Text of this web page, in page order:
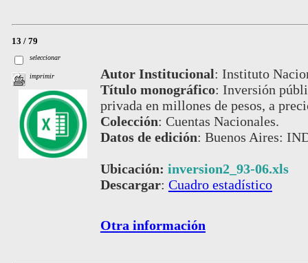
13 / 79
seleccionar
imprimir Autor Institucional: Instituto
Título monográfico: Inversión
privada en millones de pesos, a
Colección: Cuentas Nacionales.
Datos de edición: Buenos Aires:
Ubicación: inversion2_93-06.xls
Descargar: Cuadro estadístico
Otra información